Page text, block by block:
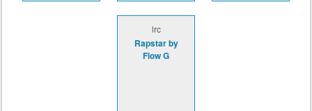
lrc
Rapstar by
Flow G